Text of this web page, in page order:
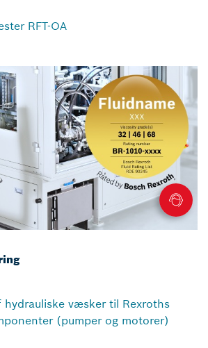
RFT-OA
hydrauliske væsker til Rexroths
(pumper og motorer)